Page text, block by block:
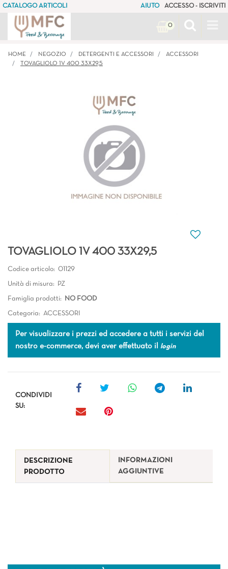
CATALOGO ARTICOLI AIUTO ACCESSO - ISCRIVITI
0
HOME NEGOZIO DETERGENTI E ACCESSORI
ACCESSORI
TOVAGLIOLO 1V 400 33X29,5
TOVAGLIOLO 1V 400 33X29,5
Codice articolo: 01129
Unità di misura: PZ
Famiglia prodotti: NO FOOD
Categoria: ACCESSORI
Per visualizzare i prezzi ed accedere a tutti i servizi del
nostro e-commerce, devi aver effettuato il login
CONDIVIDI
SU:
DESCRIZIONE
PRODOTTO
INFORMAZIONI
AGGIUNTIVE